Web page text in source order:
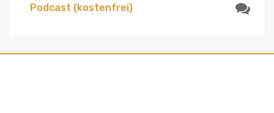
Podcast (kostenfrei)